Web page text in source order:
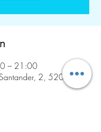
– 21:00
2, 52005